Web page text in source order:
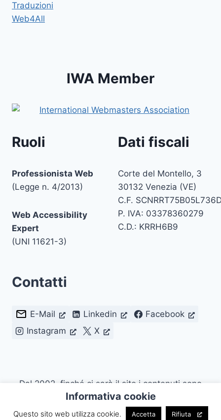
Traduzioni
Web4All
IWA Member
Ruoli
Professionista Web
(Legge n. 4/2013)
Web Accessibility
Expert
(UNI 11621-3)
Dati fiscali
Corte del Montello, 3
30132 Venezia (VE)
C.F.
P. IVA: 03378360279
C.D.: KRRH6B9
Contatti
E-Mail Linkedin
Facebook
Instagram
X
Dal 2002, finché ci sarà il sito i contenuti sono
riutilizzabili citando la fonte. Attualmente con
Licenza CC BY 4.0 .
Informativa cookie
Questo sito web utilizza cookie. Accetta Rifiuta